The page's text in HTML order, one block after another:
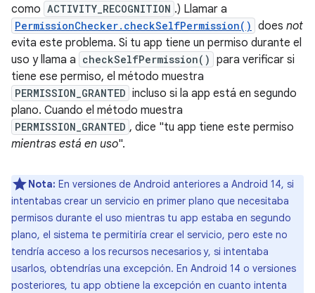
como ACTIVITY_RECOGNITION .) Llamar a
PermissionChecker.checkSelfPermission() does not
evita este problema. Si tu app tiene un permiso durante el
uso y llama a checkSelfPermission() para verificar si
tiene ese permiso, el método muestra
PERMISSION_GRANTED incluso si la app está en segundo
plano. Cuando el método muestra
PERMISSION_GRANTED , dice "tu app tiene este permiso
mientras está en uso".
Nota: En versiones de Android anteriores a Android 14, si
intentabas crear un servicio en primer plano que necesitaba
permisos durante el uso mientras tu app estaba en segundo
plano, el sistema te permitiría crear el servicio, pero este no
tendría acceso a los recursos necesarios y, si intentaba
usarlos, obtendrías una excepción. En Android 14 o versiones
posteriores, tu app obtiene la excepción en cuanto intenta